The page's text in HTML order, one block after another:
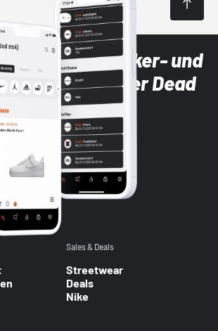
neuesten Sneaker- und
Brands mit der Dead
Sales & Deals
Streetwear
Deals
Nike